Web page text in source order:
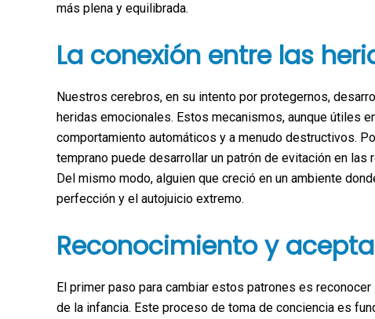
más plena y equilibrada.
La conexión entre las
Nuestros cerebros, en su intento por protegernos,
heridas emocionales. Estos mecanismos, aunque útiles
comportamiento automáticos y a menudo destructivos.
temprano puede desarrollar un patrón de evitación en
Del mismo modo, alguien que creció en un ambiente
perfección y el autojuicio extremo.
Reconocimiento y
El primer paso para cambiar estos patrones es
de la infancia. Este proceso de toma de conciencia es